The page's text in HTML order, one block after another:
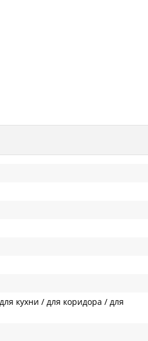
кухни / для коридора / для